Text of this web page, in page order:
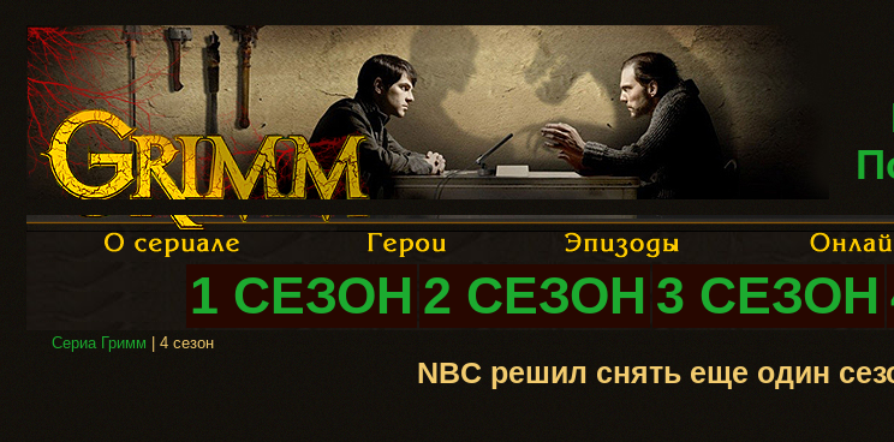
1 СЕЗОН 2 СЕЗОН 3 СЕЗОН
Сериа Гримм | 4 сезон
NBC решил снять еще один